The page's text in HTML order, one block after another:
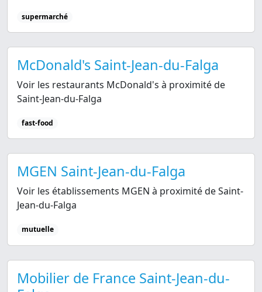
supermarché
McDonald's Saint-Jean-du-Falga
Voir les restaurants McDonald's à proximité de
Saint-Jean-du-Falga
fast-food
MGEN Saint-Jean-du-Falga
Voir les établissements MGEN à proximité de Saint-
Jean-du-Falga
mutuelle
Mobilier de France Saint-Jean-du-